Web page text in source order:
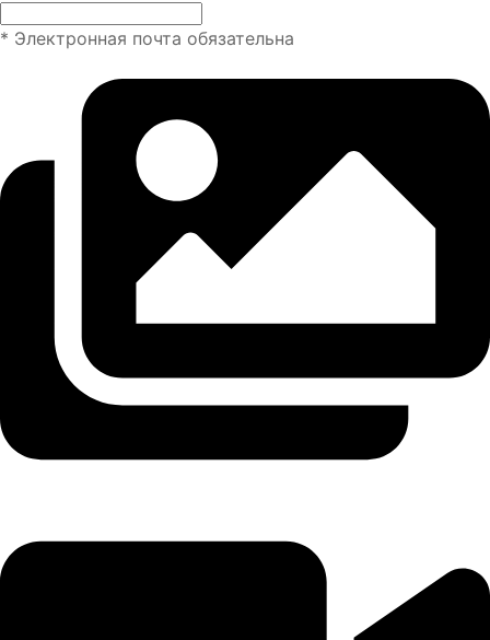
* Электронная почта обязательна